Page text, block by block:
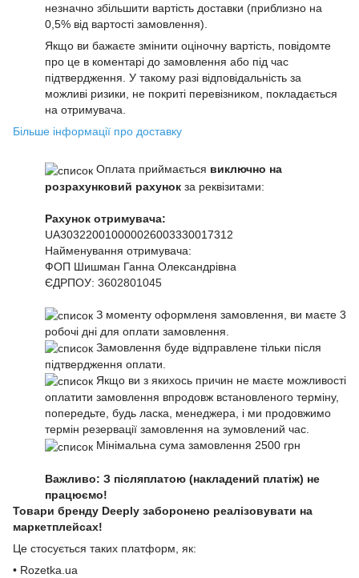
незначно збільшити вартість доставки (приблизно на
0,5% від вартості замовлення).
Якщо ви бажаєте змінити оціночну вартість, повідомте
про це в коментарі до замовлення або під час
підтвердження. У такому разі відповідальність за
можливі ризики, не покриті перевізником, покладається
на отримувача.
Більше інформації про доставку
Оплата приймається виключно на
розрахунковий рахунок за реквізитами:
Рахунок отримувача:
UA303220010000026003330017312
Найменування отримувача:
ФОП Шишман Ганна Олександрівна
ЄДРПОУ: 3602801045
З моменту оформленя замовлення, ви маєте 3
робочі дні для оплати замовлення.
Замовлення буде відправлене тільки після
підтвердження оплати.
Якщо ви з якихось причин не маєте можливості
оплатити замовлення впродовж встановленого терміну,
попередьте, будь ласка, менеджера, і ми продовжимо
термін резервації замовлення на зумовлений час.
Мінімальна сума замовлення 2500 грн
Важливо: З післяплатою (накладений платіж) не
працюємо!
Товари бренду Deeply заборонено реалізовувати на
маркетплейсах!
Це стосується таких платформ, як:
• Rozetka.ua